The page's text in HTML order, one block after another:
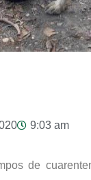
9:03 am
de